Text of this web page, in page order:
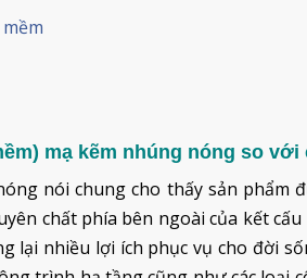
mạ kẽm nhúng nóng so
nói chung cho thấy sản phẩm
chất phía bên ngoài của kết
lại nhiều lợi ích phục vụ cho đời